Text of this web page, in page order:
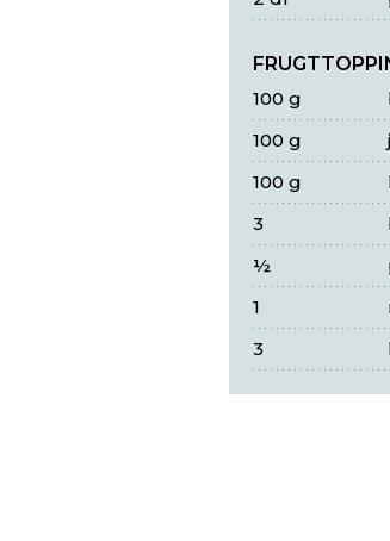
100 g
100 g
100 g
3
½
1
3